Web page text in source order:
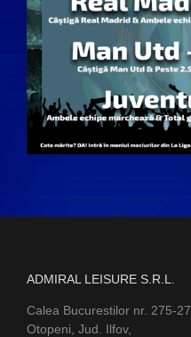
ADMIRAL LEISURE S.R.L.
Calea Bucurestilor nr. 275-
Otopeni, Jud. Ilfov,